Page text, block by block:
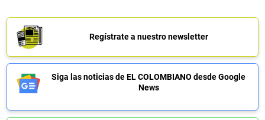
Regístrate a nuestro newsletter
Siga las noticias de EL COLOMBIANO desde Google
News